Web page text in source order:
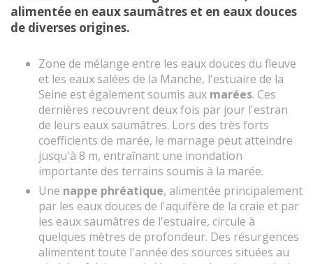
alimentée en eaux saumâtres et en eaux douces
de diverses origines.
Zone de mélange entre les eaux douces du fleuve
et les eaux salées de la Manche, l'estuaire de la
Seine est également soumis aux marées. Ces
dernières recouvrent deux fois par jour l'estran
de leurs eaux saumâtres. Lors des très forts
coefficients de marée, le marnage peut atteindre
jusqu'à 8 m, entraînant une inondation
importante des terrains soumis à la marée.
Une nappe phréatique, alimentée principalement
par les eaux douces de l'aquifère de la craie et par
les eaux saumâtres de l'estuaire, circule à
quelques mètres de profondeur. Des résurgences
alimentent toute l'année des sources situées au